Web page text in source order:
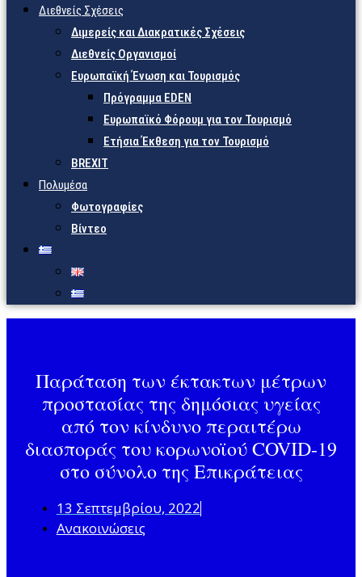
Διεθνείς Σχέσεις
Διμερείς και Διακρατικές Σχέσεις
Διεθνείς Οργανισμοί
Ευρωπαϊκή Ένωση και Τουρισμός
Πρόγραμμα EDEN
Ευρωπαϊκό Φόρουμ για τον Τουρισμό
Ετήσια Έκθεση για τον Τουρισμό
BREXIT
Πολυμέσα
Φωτογραφίες
Βίντεο
Παράταση των έκτακτων μέτρων
προστασίας της δημόσιας υγείας
από τον κίνδυνο περαιτέρω
διασποράς του κορωνοϊού COVID-19
στο σύνολο της Επικράτειας
13 Σεπτεμβρίου, 2022
Ανακοινώσεις